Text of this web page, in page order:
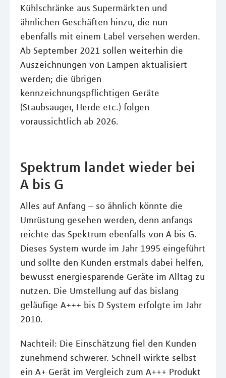
Kühlschränke aus Supermärkten und
ähnlichen Geschäften hinzu, die nun
ebenfalls mit einem Label versehen werden.
Ab September 2021 sollen weiterhin die
Auszeichnungen von Lampen aktualisiert
werden; die übrigen
kennzeichnungspflichtigen Geräte
(Staubsauger, Herde etc.) folgen
voraussichtlich ab 2026.
Spektrum landet wieder bei
A bis G
Alles auf Anfang – so ähnlich könnte die
Umrüstung gesehen werden, denn anfangs
reichte das Spektrum ebenfalls von A bis G.
Dieses System wurde im Jahr 1995 eingeführt
und sollte den Kunden erstmals dabei helfen,
bewusst energiesparende Geräte im Alltag zu
nutzen. Die Umstellung auf das bislang
geläufige A+++ bis D System erfolgte im Jahr
2010.
Nachteil: Die Einschätzung fiel den Kunden
zunehmend schwerer. Schnell wirkte selbst
ein A+ Gerät im Vergleich zum A+++ Produkt